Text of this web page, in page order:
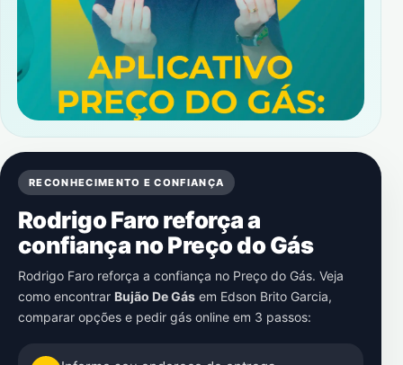
RECONHECIMENTO E CONFIANÇA
Rodrigo Faro reforça a
confiança no Preço do Gás
Rodrigo Faro reforça a confiança no Preço do Gás. Veja
como encontrar Bujão De Gás em Edson Brito Garcia,
comparar opções e pedir gás online em 3 passos: